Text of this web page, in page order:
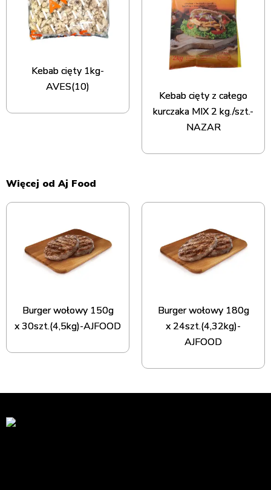
Kebab cięty 1kg-
AVES(10)
Kebab cięty z całego
kurczaka MIX 2 kg./szt.-
NAZAR
Więcej od Aj Food
Burger wołowy 150g
x 30szt.(4,5kg)-AJFOOD
Burger wołowy 180g
x 24szt.(4,32kg)-
AJFOOD